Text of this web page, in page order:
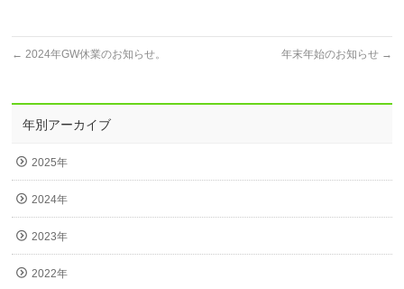
← 2024年GW休業のお知らせ。 年末年始のお知らせ →
年別アーカイブ
2025年
2024年
2023年
2022年